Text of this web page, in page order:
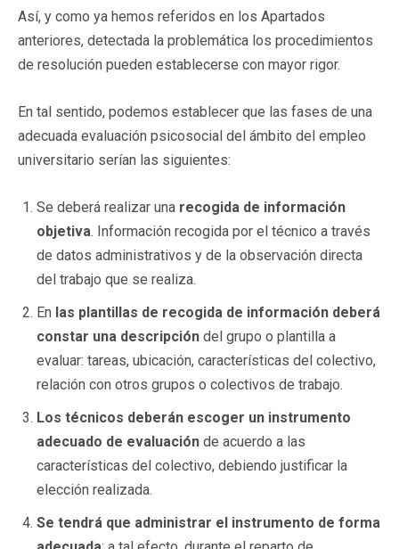
Así, y como ya hemos referidos en los Apartados
anteriores, detectada la problemática los procedimientos
de resolución pueden establecerse con mayor rigor.
En tal sentido, podemos establecer que las fases de una
adecuada evaluación psicosocial del ámbito del empleo
universitario serían las siguientes:
Se deberá realizar una recogida de información
objetiva. Información recogida por el técnico a través
de datos administrativos y de la observación directa
del trabajo que se realiza.
En las plantillas de recogida de información deberá
constar una descripción del grupo o plantilla a
evaluar: tareas, ubicación, características del colectivo,
relación con otros grupos o colectivos de trabajo.
Los técnicos deberán escoger un instrumento
adecuado de evaluación de acuerdo a las
características del colectivo, debiendo justificar la
elección realizada.
Se tendrá que administrar el instrumento de forma